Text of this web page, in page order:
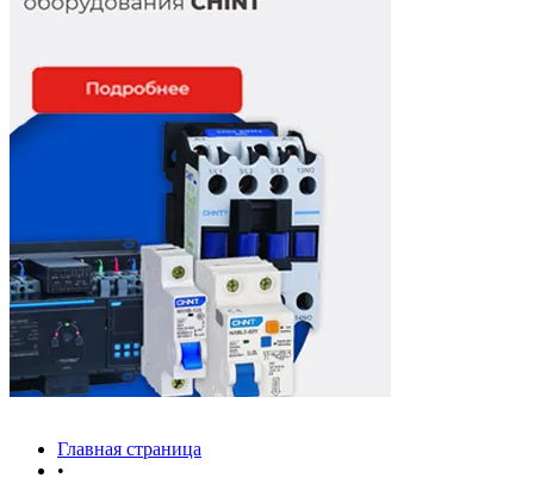
Главная страница
•